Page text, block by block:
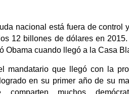
nacional está fuera de control
12 billones de dólares en
Obama cuando llegó a la Casa
mandatario que llegó con la
en su primer año de su
comparten muchos